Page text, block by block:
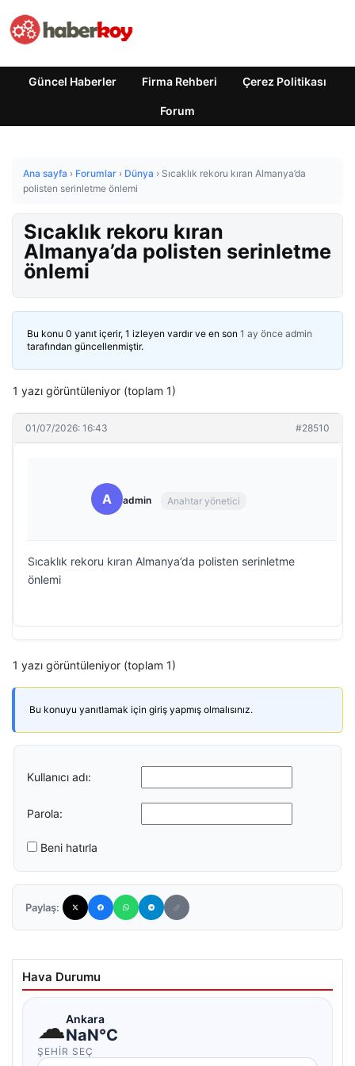
Güncel Haberler Firma Rehberi Çerez Politikası
Forum
Ana sayfa › Forumlar › Dünya › Sıcaklık rekoru kıran Almanya’da
polisten serinletme önlemi
Sıcaklık rekoru kıran
Almanya’da polisten serinletme
önlemi
Bu konu 0 yanıt içerir, 1 izleyen vardır ve en son 1 ay önce admin
tarafından güncellenmiştir.
1 yazı görüntüleniyor (toplam 1)
01/07/2026: 16:43 #28510
A admin Anahtar yönetici
Sıcaklık rekoru kıran Almanya’da polisten serinletme
önlemi
1 yazı görüntüleniyor (toplam 1)
Bu konuyu yanıtlamak için giriş yapmış olmalısınız.
Kullanıcı adı:
Parola:
Beni hatırla
Paylaş:
Hava Durumu
☁Ankara
NaN°C
ŞEHIR SEÇ